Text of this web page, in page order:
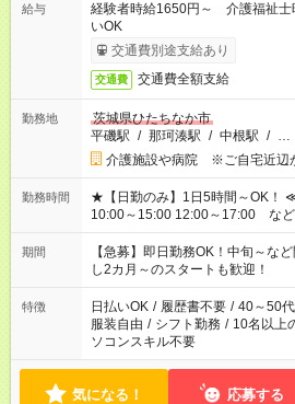
給与
経験者時給1650円～ 介護福祉
いOK
交通費別途支給あり
交通費 交通費全額支給
勤務地
茨城県ひたちなか市
平磯駅 / 那珂湊駅 / 中根駅 / …
介護施設や病院 ※ご自宅近辺
勤務時間
★【日勤のみ】1日5時間～OK！ ≪シフト例≫ 9:00～14:00
10:00～15:00 12:00～17:00 など
期間
【急募】即日勤務OK！中旬～
し2カ月～のスタートも歓迎！
特徴 日払いOK / 履歴書不要 / 40～50
服装自由 / シフト勤務 / 10名以上
ソコンスキル不要
気になる！ 応募する